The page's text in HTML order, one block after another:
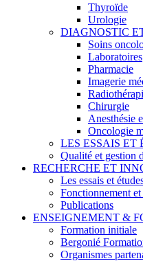
Thyroïde
Urologie
DIAGNOSTIC
Soins
Laboratoires
Pharmacie
Imagerie
Chirurgie
Anesthésie
Oncologie
LES ESSAIS ET
Qualité et gestion
RECHERCHE ET
Les essais et
Fonctionnement
Publications
ENSEIGNEMENT &
Formation initiale
Bergonié
Organismes